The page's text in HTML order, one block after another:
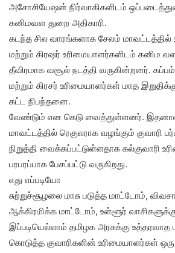
அசோசியேஷன் நிர்வாகிகளிடம்
கனிமவள துறை அதிகாரி.
கடந்த சில வாரங்களாக சேலம் மாவட்டத்தில்
மற்றும் கிரஷர் உரிமையாளர்களிடம் கனிம
தீவிரமாக வசூல் நடத்தி வருகின்றனர்.
மற்றும் கிரசர் உரிமையாளர்கள் மாத
கட்ட நிபந்தனை.
வேண்டும் என கெடு வைத்துள்ளனர்.
மாவட்டத்தில் ரெகுலராக வழங்கும் குவாரி
நிறுத்தி வைக்கப்பட்டுள்ளதாக கல்குவாரி
பரபரப்பாக பேசப்பட்டு வருகிறது.
எது எப்படியோ
சுற்றுச்சூழலை மாசு படுத்த மாட்டோம்,
ஆக்கிரமிக்க மாட்டோம், உள்ளூர்
இப்படியெல்லாம் தமிழக அரசுக்கு உத்தரவாத
கொடுத்த குவாரிகளின் உரிமையாளர்கள்